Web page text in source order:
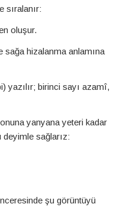
sıralanır:
oluşur.
sağa hizalanma anlamına
yazılır; birinci sayı azamî,
yanyana yeteri kadar
deyimle sağlarız:
şu görüntüyü